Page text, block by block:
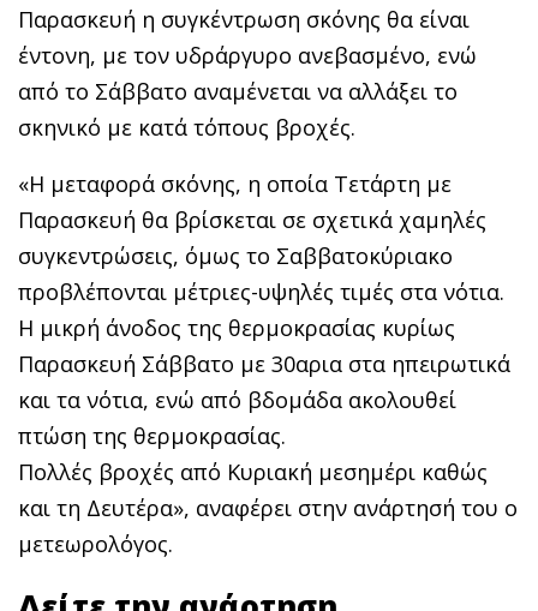
Παρασκευή η συγκέντρωση σκόνης θα είναι
έντονη, με τον υδράργυρο ανεβασμένο, ενώ
από το Σάββατο αναμένεται να αλλάξει το
σκηνικό με κατά τόπους βροχές.
«H μεταφορά σκόνης, η οποία Τετάρτη με
Παρασκευή θα βρίσκεται σε σχετικά χαμηλές
συγκεντρώσεις, όμως το Σαββατοκύριακο
προβλέπονται μέτριες-υψηλές τιμές στα νότια.
H μικρή άνοδος της θερμοκρασίας κυρίως
Παρασκευή Σάββατο με 30αρια στα ηπειρωτικά
και τα νότια, ενώ από βδομάδα ακολουθεί
πτώση της θερμοκρασίας.
Πολλές βροχές από Κυριακή μεσημέρι καθώς
και τη Δευτέρα», αναφέρει στην ανάρτησή του ο
μετεωρολόγος.